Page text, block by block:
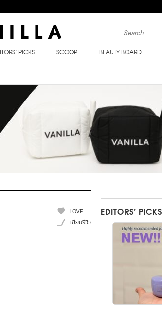
PICKS SCOOP BEAUTY BOARD
LOVE
เขียนรีวิว
EDITORS’ PICKS